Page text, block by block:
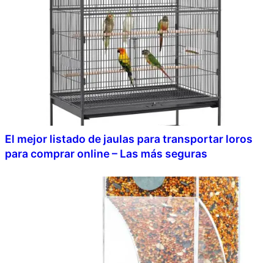
El mejor listado de jaulas para transportar loros
para comprar online – Las más seguras